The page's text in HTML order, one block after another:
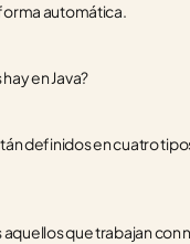
automática.
en Java?
definidos en cuatro
aquellos que trabajan con